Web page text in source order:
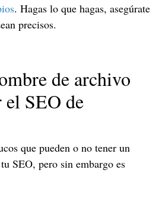
. Hagas lo que hagas, asegúrate
precisos.
de archivo
SEO de
que pueden o no tener un
SEO, pero sin embargo es